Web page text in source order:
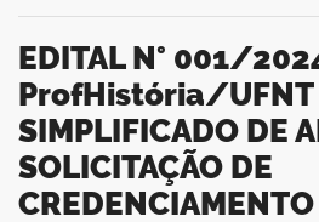
EDITAL N° 001/2024 –
ProfHistória/UFNT
SIMPLIFICADO DE
SOLICITAÇÃO DE